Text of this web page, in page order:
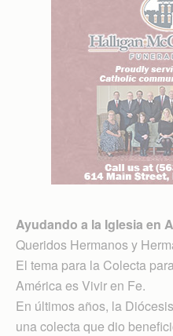
Ayudando a la Iglesia en
Queridos Hermanos y
El tema para la Colecta
América es Vivir en Fe.
En últimos años, la
una colecta que dio